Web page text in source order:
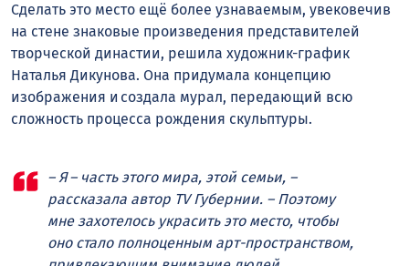
Сделать это место ещё более узнаваемым, увековечив
на стене знаковые произведения представителей
творческой династии, решила художник-график
Наталья Дикунова. Она придумала концепцию
изображения и создала мурал, передающий всю
сложность процесса рождения скульптуры.
– Я – часть этого мира, этой семьи, –
рассказала автор TV Губернии. – Поэтому
мне захотелось украсить это место, чтобы
оно стало полноценным арт-пространством,